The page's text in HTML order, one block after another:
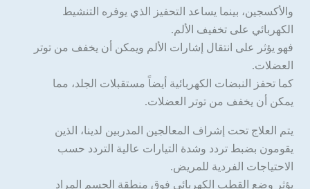
والأكسجين، بينما يساعد التحفيز الذي يوفره التنشيط
الكهربائي على تخفيف الألم.
فهو يؤثر على انتقال إشارات الألم ويمكن أن يخفف من توتر
العضلات.
كما تحفز النبضات الكهربائية أيضاً مستقبلات الجلد، مما
يمكن أن يخفف من توتر العضلات.
يتم العلاج تحت إشراف المعالجين المدربين لدينا، الذين
يقومون بضبط تردد وشدة التيارات عالية التردد حسب
الاحتياجات الفردية للمريض.
يؤثر وضع القطب الكهربائي فوق منطقة الجسم المراد